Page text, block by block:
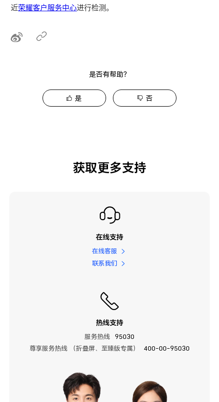
近荣耀客户服务中心进行检测。
是否有帮助？
是 否
获取更多支持
在线支持
在线客服
联系我们
热线支持
服务热线
95030
尊享服务热线 （折叠屏、至臻版专属）
400-00-95030